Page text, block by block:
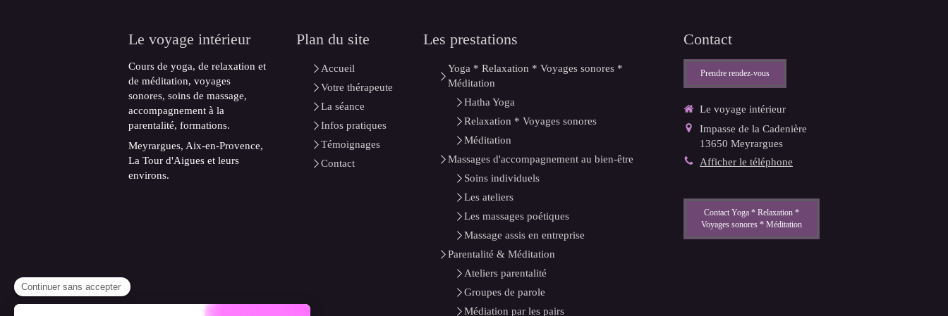
Le voyage intérieur
Cours de yoga, de relaxation et
de méditation, voyages
sonores, soins de massage,
accompagnement à la
parentalité, formations.
Meyrargues, Aix-en-Provence,
La Tour d'Aigues et leurs
environs.
Plan du site
Accueil
Votre thérapeute
La séance
Infos pratiques
Témoignages
Contact
Les prestations
Yoga * Relaxation * Voyages sonores *
Méditation
Hatha Yoga
Relaxation * Voyages sonores
Méditation
Massages d'accompagnement au bien-être
Soins individuels
Les ateliers
Les massages poétiques
Massage assis en entreprise
Parentalité & Méditation
Ateliers parentalité
Groupes de parole
Médiation par les pairs
Contact
Prendre rendez-vous
Le voyage intérieur
Impasse de la Cadenière
13650 Meyrargues
Afficher le téléphone
Contact Yoga * Relaxation *
Voyages sonores * Méditation